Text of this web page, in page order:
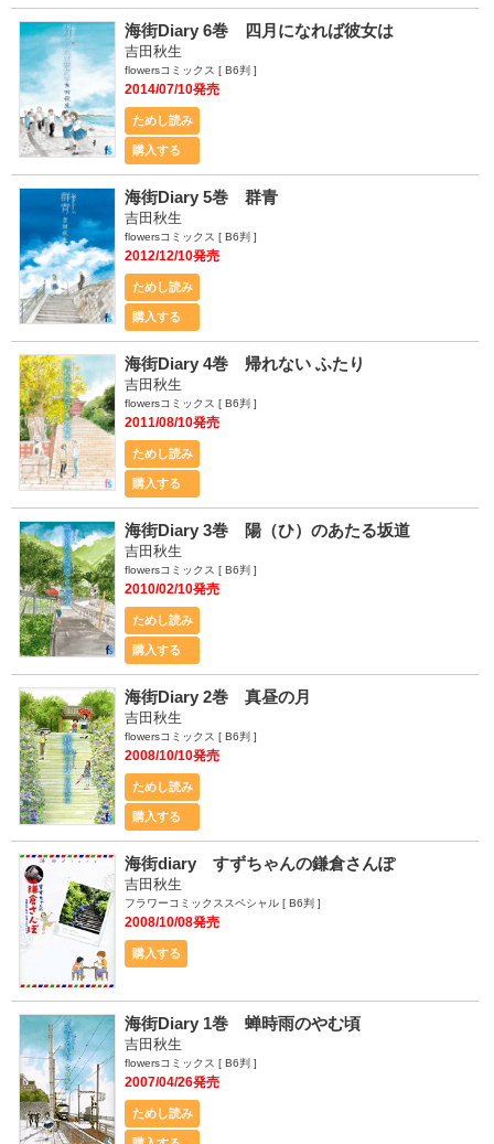
2014/07/10発売
吉田秋生
海街Diary 6巻 四月になれば彼女は
flowersコミックス [ B6判 ]
ためし読み
購入する
2012/12/10発売
吉田秋生
海街Diary 5巻 群青
flowersコミックス [ B6判 ]
ためし読み
購入する
2011/08/10発売
吉田秋生
海街Diary 4巻 帰れない ふたり
flowersコミックス [ B6判 ]
ためし読み
購入する
2010/02/10発売
吉田秋生
海街Diary 3巻 陽（ひ）のあたる坂道
flowersコミックス [ B6判 ]
ためし読み
購入する
2008/10/10発売
吉田秋生
海街Diary 2巻 真昼の月
flowersコミックス [ B6判 ]
ためし読み
購入する
2008/10/08発売
吉田秋生
海街diary すずちゃんの鎌倉さんぽ
フラワーコミックススペシャル [ B6判 ]
購入する
2007/04/26発売
吉田秋生
海街Diary 1巻 蝉時雨のやむ頃
flowersコミックス [ B6判 ]
ためし読み